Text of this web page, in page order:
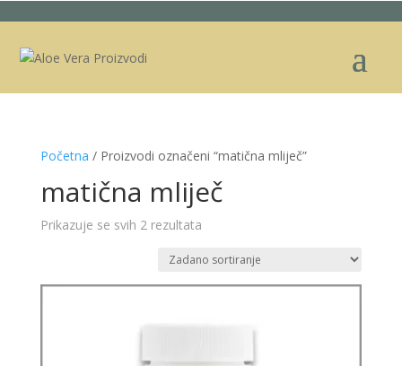
Početna / Proizvodi označeni “matična mliječ”
matična mliječ
Prikazuje se svih 2 rezultata